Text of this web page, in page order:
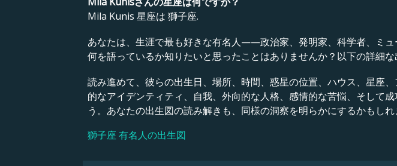
Mila Kunis 星座は 獅子座.
あなたは、生涯で最も好きな有名人——政治家、発明家、科学者、ミ
何を語っているか知りたいと思ったことはありませんか？以下の詳細な
読み進めて、彼らの出生日、場所、時間、惑星の位置、ハウス、星座
的なアイデンティティ、自我、外向的な人格、感情的な苦悩、そして
う。あなたの出生図の読み解きも、同様の洞察を明らかにするかもしれ
獅子座 有名人の出生図